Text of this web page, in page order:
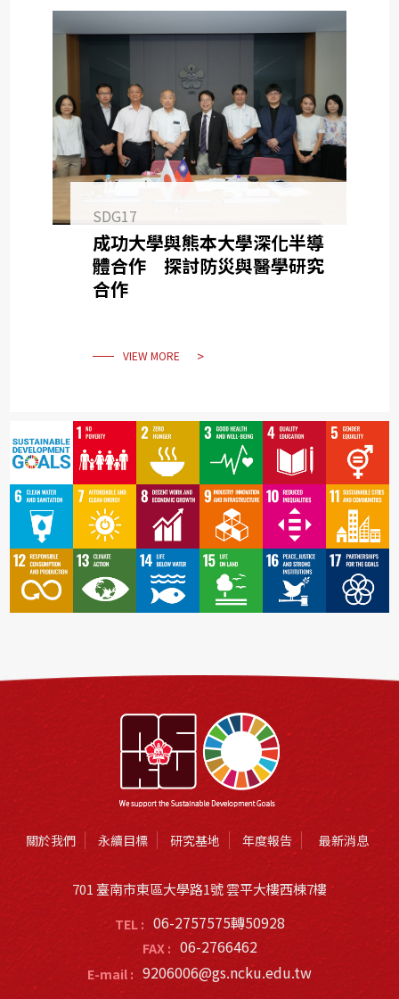
SDG17
成功大學與熊本大學深化半導
體合作 探討防災與醫學研究
合作
VIEW MORE
關於我們 永續目標 研究基地 年度報告 最新消息
701 臺南市東區大學路1號 雲平大樓西棟7樓
TEL : 06-2757575轉50928
FAX : 06-2766462
E-mail : 9206006@gs.ncku.edu.tw